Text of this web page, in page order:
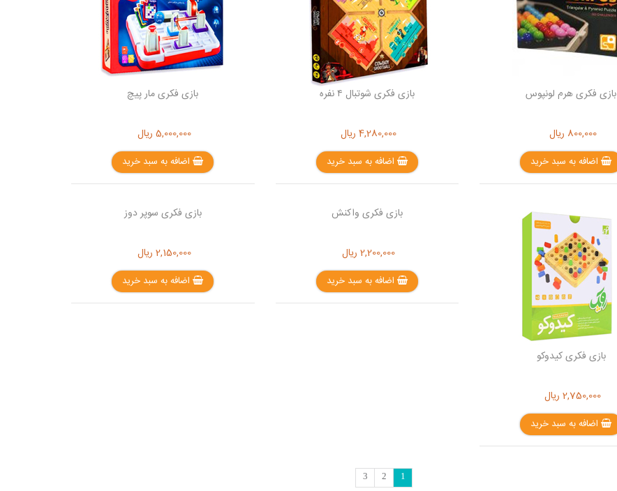
بازی فکری هرم لونپوس
800,000 ریال
اضافه به سبد خرید
بازی فکری شوتبال ۴ نفره
4,280,000ریال
اضافه به سبد خرید
بازی فکری مار پیچ
5,000,000ریال
اضافه به سبد خرید
بازی فکری کیدوکو
2,750,000ریال
اضافه به سبد خرید
بازی فکری سوپر دوز
2,150,000ریال
اضافه به سبد خرید
1
2
3